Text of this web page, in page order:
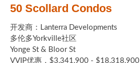
50 Scollard Condos
开发商：Lanterra Developments
多伦多Yorkville社区
Yonge St & Bloor St
VVIP优惠，$3,341,900 - $18,318,900